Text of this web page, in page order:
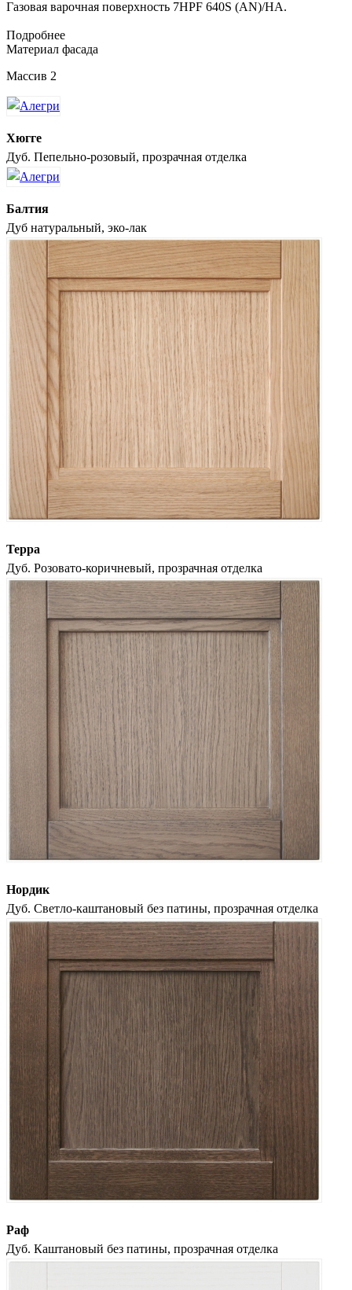
Газовая варочная поверхность 7HPF 640S (AN)/HA.
Подробнее
Материал фасада
Массив 2
Хюгге
Дуб. Пепельно-розовый, прозрачная отделка
Балтия
Дуб натуральный, эко-лак
Терра
Дуб. Розовато-коричневый, прозрачная отделка
Нордик
Дуб. Светло-каштановый без патины, прозрачная отделка
Раф
Дуб. Каштановый без патины, прозрачная отделка